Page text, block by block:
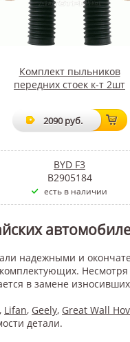
Комплект пыльников
передних стоек к-т 2шт
2090 руб.
BYD F3
B2905184
есть в наличии
надежными и
в замене
, Lifan, Geely, Great Wall
детали.